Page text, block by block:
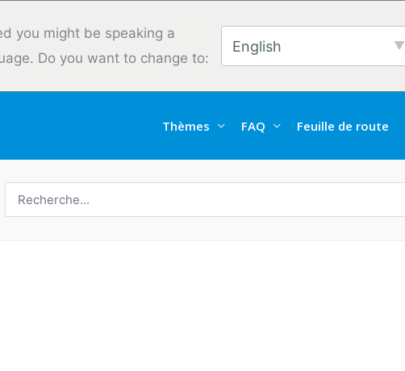
you might be speaking a
Do you want to change to:
English
Thèmes FAQ Feuille de route
de
: